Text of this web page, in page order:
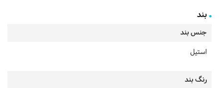
بند
جنس بند
استیل
رنگ بند